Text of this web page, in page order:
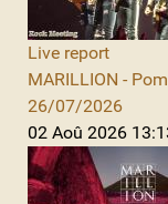
Live report
MARILLION -
26/07/2026
02 Aoû 2026